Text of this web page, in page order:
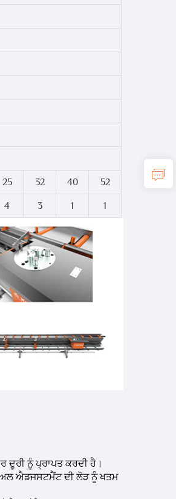
25 32 40 52
4 3 1 1
ਦੂਰੀ ਨੂੰ ਪ੍ਰਾਪਤ ਕਰਦੀ ਹੈ।
ਐਡਜਸਟਮੈਂਟ ਦੀ ਲੋੜ ਨੂੰ ਖਤਮ